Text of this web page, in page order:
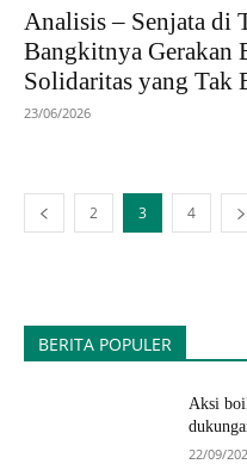
Analisis – Senjata di
Bangkitnya Gerakan
Solidaritas yang Tak
23/06/2026
2 3 4
BERITA POPULER
Aksi
22/09/